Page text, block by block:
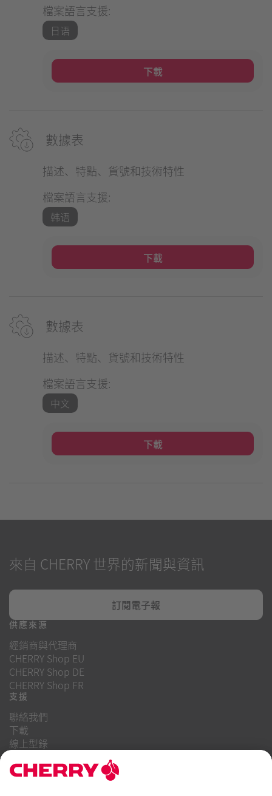
檔案語言支援:
日语
下載
數據表
描述、特點、貨號和技術特性
檔案語言支援:
韩语
下載
數據表
描述、特點、貨號和技術特性
檔案語言支援:
中文
下載
來自 CHERRY 世界的新聞與資訊
訂閱電子報
供應來源
經銷商與代理商
CHERRY Shop EU
CHERRY Shop DE
CHERRY Shop FR
支援
聯絡我們
下載
線上型錄
關於我們